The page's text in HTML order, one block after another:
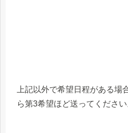
上記以外で希望日程がある場
ら第3希望ほど送ってください